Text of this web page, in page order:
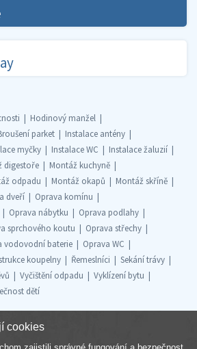
Hodinový manžel
parket
Instalace antény
myčky Instalace WC
Instalace žaluzií
digestoře
Montáž kuchyně
odpadu Montáž okapů
Montáž skříně
dveří
Oprava komínu
Oprava nábytku
Oprava podlahy
sprchového koutu
Oprava střechy
vodovodní baterie
Oprava WC
koupelny Řemeslníci
Sekání trávy
Vyčištění odpadu
Vyklízení bytu
dětí
cookies